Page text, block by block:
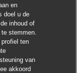
en
doel u de
inhoud of
stemmen.
profiel ten
van
akkoord